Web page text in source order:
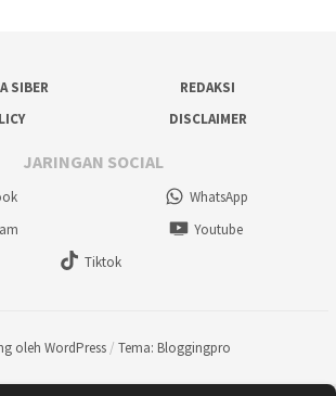
SIBER
REDAKSI
DISCLAIMER
JARINGAN SOCIAL
WhatsApp
Youtube
Tiktok
oleh WordPress/ Tema: Bloggingpro